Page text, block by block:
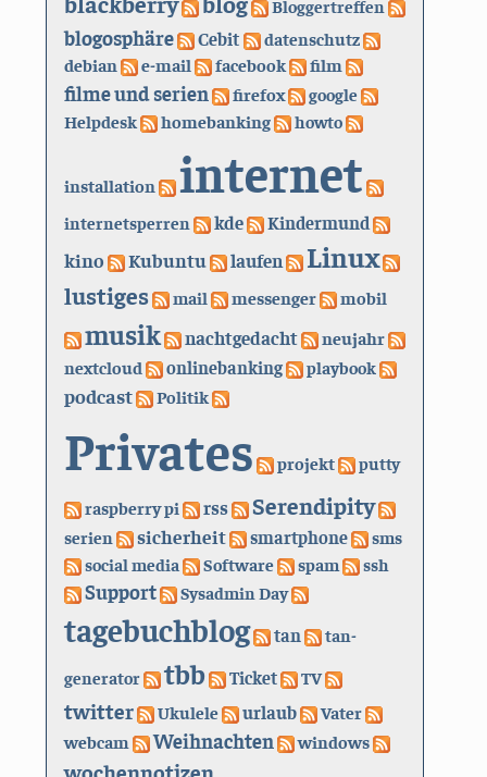
Bloggertreffen
blogosphäre Cebit datenschutz
debian e-mail facebook film
filme und serien firefox
google
Helpdesk
homebanking howto
installation internet
internetsperren kde Kindermund
kino Kubuntu laufen Linux
lustiges mail messenger mobil
musik nachtgedacht neujahr
nextcloud onlinebanking playbook
podcast Politik
Privates projekt putty
raspberry pi rss Serendipity
serien sicherheit smartphone
sms
social media
Software spam ssh
Support Sysadmin Day
tagebuchblog tan
tan-
generator
tbb Ticket TV
twitter Ukulele urlaub
Vater
webcam
Weihnachten windows
wochennotizen